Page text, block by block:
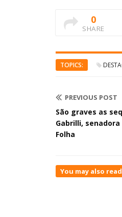
0
SHARE
TOPICS:
PREVIOUS POST
São graves as
Gabrilli,
Folha
You may also